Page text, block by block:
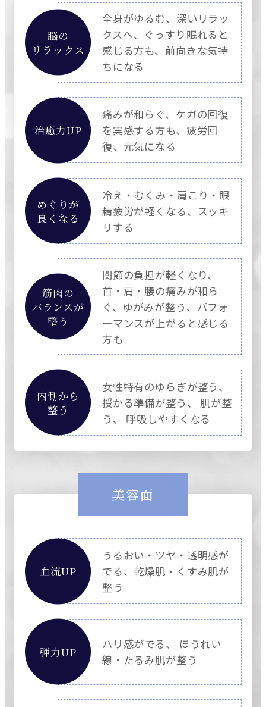
脳の
リラックス
全身がゆるむ、深いリラッ
クスへ、ぐっすり眠れると
感じる方も、前向きな気持
ちになる
治癒力UP
痛みが和らぐ、ケガの回復
を実感する方も、疲労回
復、元気になる
めぐりが
良くなる
冷え・むくみ・肩こり・眼
精疲労が軽くなる、スッキ
リする
筋肉の
バランスが
整う
関節の負担が軽くなり、
首・肩・腰の痛みが和ら
ぐ、ゆがみが整う、パフォ
ーマンスが上がると感じる
方も
内側から
整う
女性特有のゆらぎが整う、
授かる準備が整う、 肌が整
う、 呼吸しやすくなる
美容面
血流UP
うるおい・ツヤ・透明感が
でる、乾燥肌・くすみ肌が
整う
弾力UP
ハリ感がでる、 ほうれい
線・たるみ肌が整う